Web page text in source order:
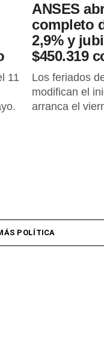
11
ANSES
completo
2,9% y
$450.319
Los feriados
modifican el
arranca el
POLÍTICA